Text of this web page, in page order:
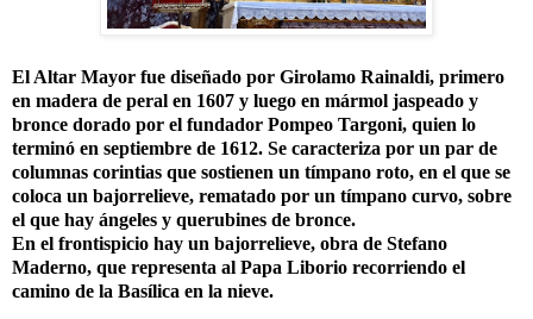
El Altar Mayor fue diseñado por Girolamo Rainaldi, primero
en madera de peral en 1607 y luego en mármol jaspeado y
bronce dorado por el fundador Pompeo Targoni, quien lo
terminó en septiembre de 1612. Se caracteriza por un par de
columnas corintias que sostienen un tímpano roto, en el que se
coloca un bajorrelieve, rematado por un tímpano curvo, sobre
el que hay ángeles y querubines de bronce.
En el frontispicio hay un bajorrelieve, obra de Stefano
Maderno, que representa al Papa Liborio recorriendo el
camino de la Basílica en la nieve.